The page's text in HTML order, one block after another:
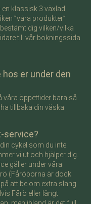
klassisk 3 växlad
”våra produkter”
dig vilken/vilka
till vår bokningssida
er under den
våra öppettider bara så
tillbaka din väska.
service?
cykel som du inte
vi ut och hjälper dig.
gäller under våra
(Fåröborna är dock
att be om extra slang
Fårö eller långt